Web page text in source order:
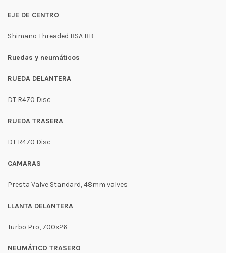
EJE DE CENTRO
Shimano Threaded BSA BB
Ruedas y neumáticos
RUEDA DELANTERA
DT R470 Disc
RUEDA TRASERA
DT R470 Disc
CAMARAS
Presta Valve Standard, 48mm valves
LLANTA DELANTERA
Turbo Pro, 700×26
NEUMÁTICO TRASERO